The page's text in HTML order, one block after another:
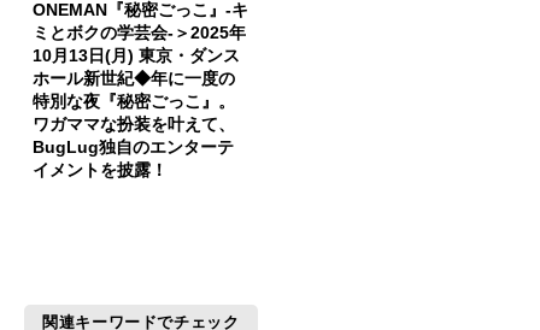
ONEMAN『秘密ごっこ』-キ
ミとボクの学芸会-＞2025年
10月13日(月) 東京・ダンス
ホール新世紀◆年に一度の
特別な夜『秘密ごっこ』。
ワガママな扮装を叶えて、
BugLug独自のエンターテ
イメントを披露！
関連キーワードでチェック